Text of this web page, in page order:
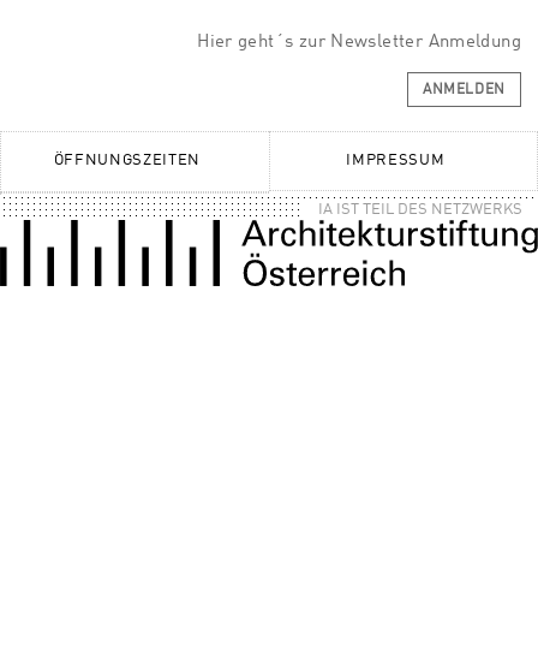
Hier geht´s zur Newsletter Anmeldung
ANMELDEN
ÖFFNUNGSZEITEN IMPRESSUM
IA IST TEIL DES NETZWERKS